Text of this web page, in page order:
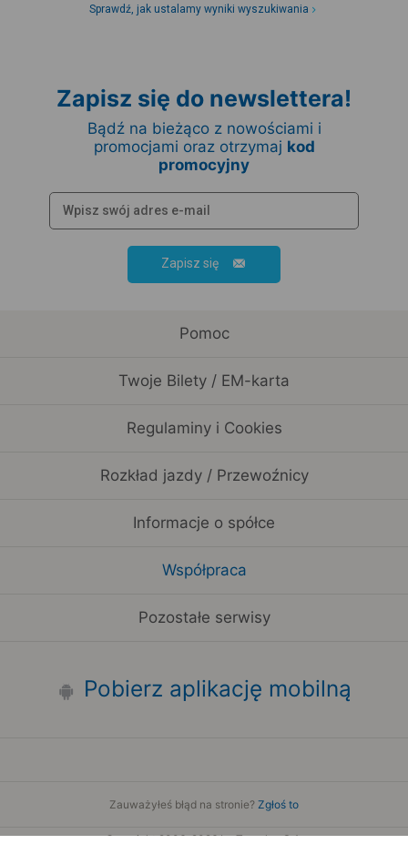
Sprawdź, jak ustalamy wyniki wyszukiwania
Zapisz się do newslettera!
Bądź na bieżąco z nowościami i
promocjami oraz otrzymaj kod
promocyjny
Zapisz się
Pomoc
Twoje Bilety / EM-karta
Regulaminy i Cookies
Rozkład jazdy / Przewoźnicy
Informacje o spółce
Współpraca
Pozostałe serwisy
Pobierz aplikację mobilną
Zauważyłeś błąd na stronie? Zgłoś to
Copyright 2006-2026 by Teroplan S.A.